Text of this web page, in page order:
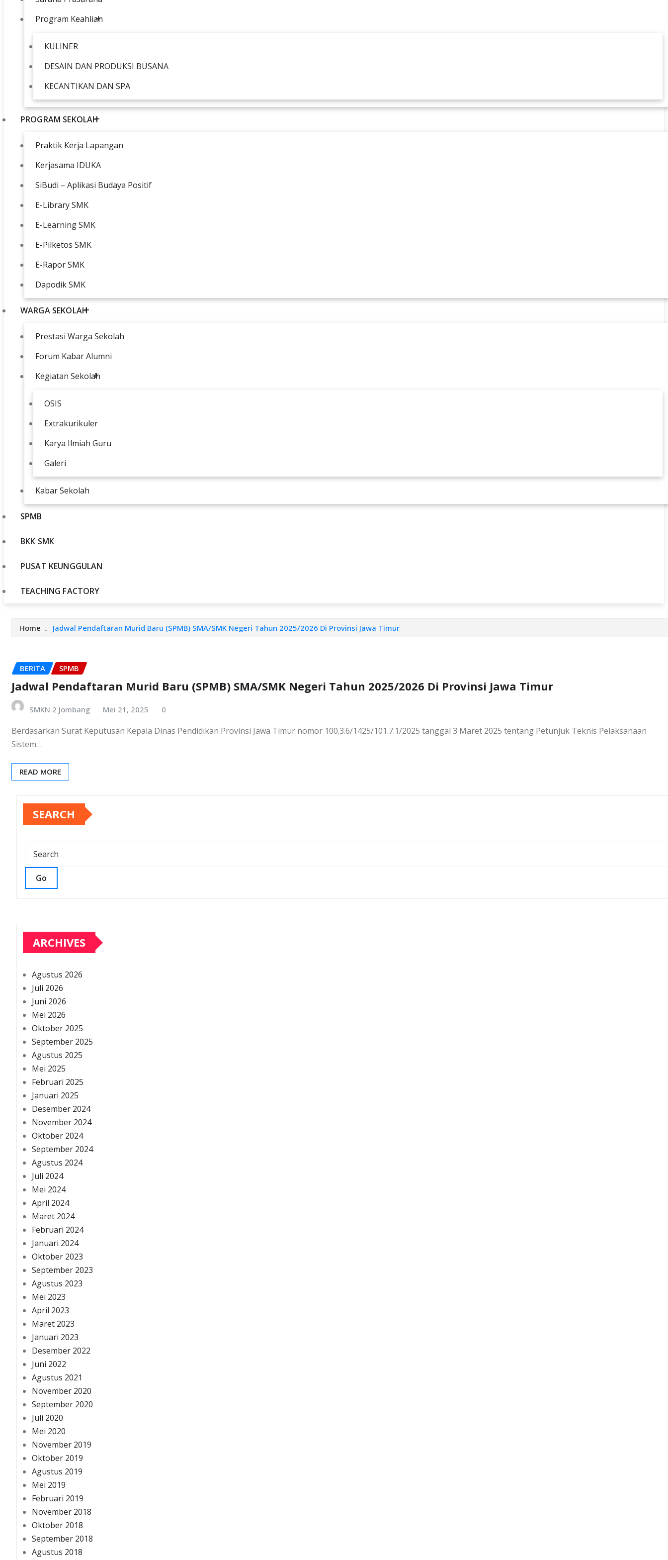
Program Keahlian
KULINER
DESAIN DAN PRODUKSI BUSANA
KECANTIKAN DAN SPA
PROGRAM SEKOLAH
Praktik Kerja Lapangan
Kerjasama IDUKA
SiBudi – Aplikasi Budaya Positif
E-Library SMK
E-Learning SMK
E-Pilketos SMK
E-Rapor SMK
Dapodik SMK
WARGA SEKOLAH
Prestasi Warga Sekolah
Forum Kabar Alumni
Kegiatan Sekolah
OSIS
Extrakurikuler
Karya Ilmiah Guru
Galeri
Kabar Sekolah
SPMB
BKK SMK
PUSAT KEUNGGULAN
TEACHING FACTORY
Home Jadwal Pendaftaran Murid Baru (SPMB) SMA/SMK Negeri Tahun 2025/2026 Di Provinsi Jawa Timur
BERITA SPMB
Jadwal Pendaftaran Murid Baru (SPMB) SMA/SMK Negeri Tahun 2025/2026 Di Provinsi Jawa Timur
SMKN 2 Jombang Mei 21, 2025 0
Berdasarkan Surat Keputusan Kepala Dinas Pendidikan Provinsi Jawa Timur nomor 100.3.6/1425/101.7.1/2025 tanggal 3 Maret 2025 tentang Petunjuk Teknis Pelaksanaan
Sistem…
READ MORE
SEARCH
Go
ARCHIVES
Agustus 2026
Juli 2026
Juni 2026
Mei 2026
Oktober 2025
September 2025
Agustus 2025
Mei 2025
Februari 2025
Januari 2025
Desember 2024
November 2024
Oktober 2024
September 2024
Agustus 2024
Juli 2024
Mei 2024
April 2024
Maret 2024
Februari 2024
Januari 2024
Oktober 2023
September 2023
Agustus 2023
Mei 2023
April 2023
Maret 2023
Januari 2023
Desember 2022
Juni 2022
Agustus 2021
November 2020
September 2020
Juli 2020
Mei 2020
November 2019
Oktober 2019
Agustus 2019
Mei 2019
Februari 2019
November 2018
Oktober 2018
September 2018
Agustus 2018